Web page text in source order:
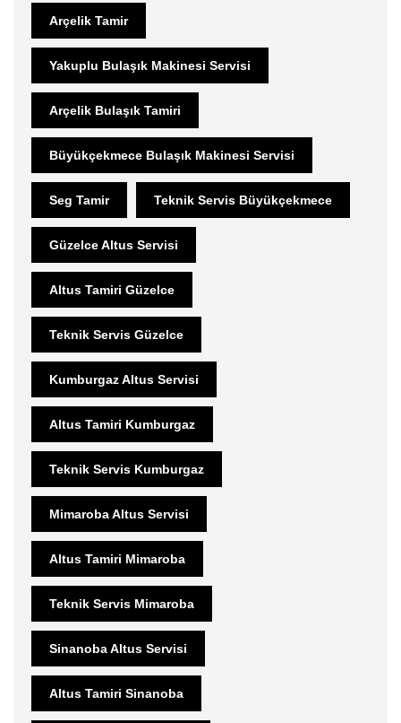
Arçelik Tamir
Yakuplu Bulaşık Makinesi Servisi
Arçelik Bulaşık Tamiri
Büyükçekmece Bulaşık Makinesi Servisi
Seg Tamir Teknik Servis Büyükçekmece
Güzelce Altus Servisi
Altus Tamiri Güzelce
Teknik Servis Güzelce
Kumburgaz Altus Servisi
Altus Tamiri Kumburgaz
Teknik Servis Kumburgaz
Mimaroba Altus Servisi
Altus Tamiri Mimaroba
Teknik Servis Mimaroba
Sinanoba Altus Servisi
Altus Tamiri Sinanoba